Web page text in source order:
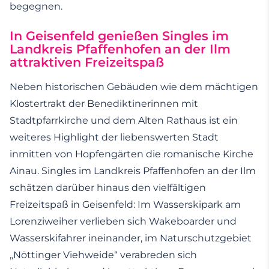
begegnen.
In Geisenfeld genießen Singles im
Landkreis Pfaffenhofen an der Ilm
attraktiven Freizeitspaß
Neben historischen Gebäuden wie dem mächtigen
Klostertrakt der Benediktinerinnen mit
Stadtpfarrkirche und dem Alten Rathaus ist ein
weiteres Highlight der liebenswerten Stadt
inmitten von Hopfengärten die romanische Kirche
Ainau. Singles im Landkreis Pfaffenhofen an der Ilm
schätzen darüber hinaus den vielfältigen
Freizeitspaß in Geisenfeld: Im Wasserskipark am
Lorenziweiher verlieben sich Wakeboarder und
Wasserskifahrer ineinander, im Naturschutzgebiet
„Nöttinger Viehweide“ verabreden sich